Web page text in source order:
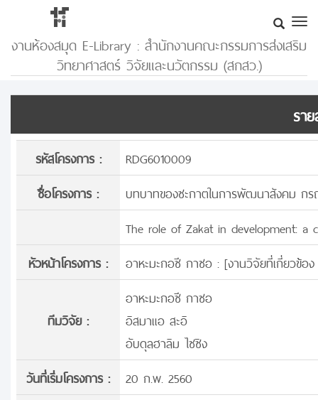
งานห้องสมุด E-Library : สำนักงานคณะกรรมการส่งเสริม
วิทยาศาสตร์ วิจัยและนวัตกรรม (สกสว.)
รา
รหัสโครงการ :
RDG6010009
ชื่อโครงการ :
บทบาทของซะกาตในการพัฒนาสังคม กร
The role of Zakat in development: a
หัวหน้าโครงการ :
อาหะมะกอซี กาซอ : [งานวิจัยที่เกี่ยวข้อ
ทีมวิจัย :
อาหะมะกอซี กาซอ
อิสมาแอ สะอิ
อับดุลฮาลิม ไซซิง
วันที่เริ่มโครงการ :
20 ก.พ. 2560